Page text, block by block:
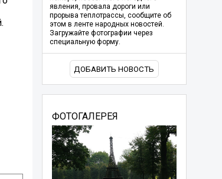
явления, провала дороги или
прорыва теплотрассы, сообщите об
этом в ленте народных новостей.
Загружайте фотографии через
специальную форму.
ДОБАВИТЬ НОВОСТЬ
ФОТОГАЛЕРЕЯ